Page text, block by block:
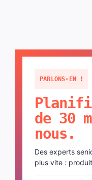
PARLONS-EN !
de 30
nous.
Des experts
plus vite :